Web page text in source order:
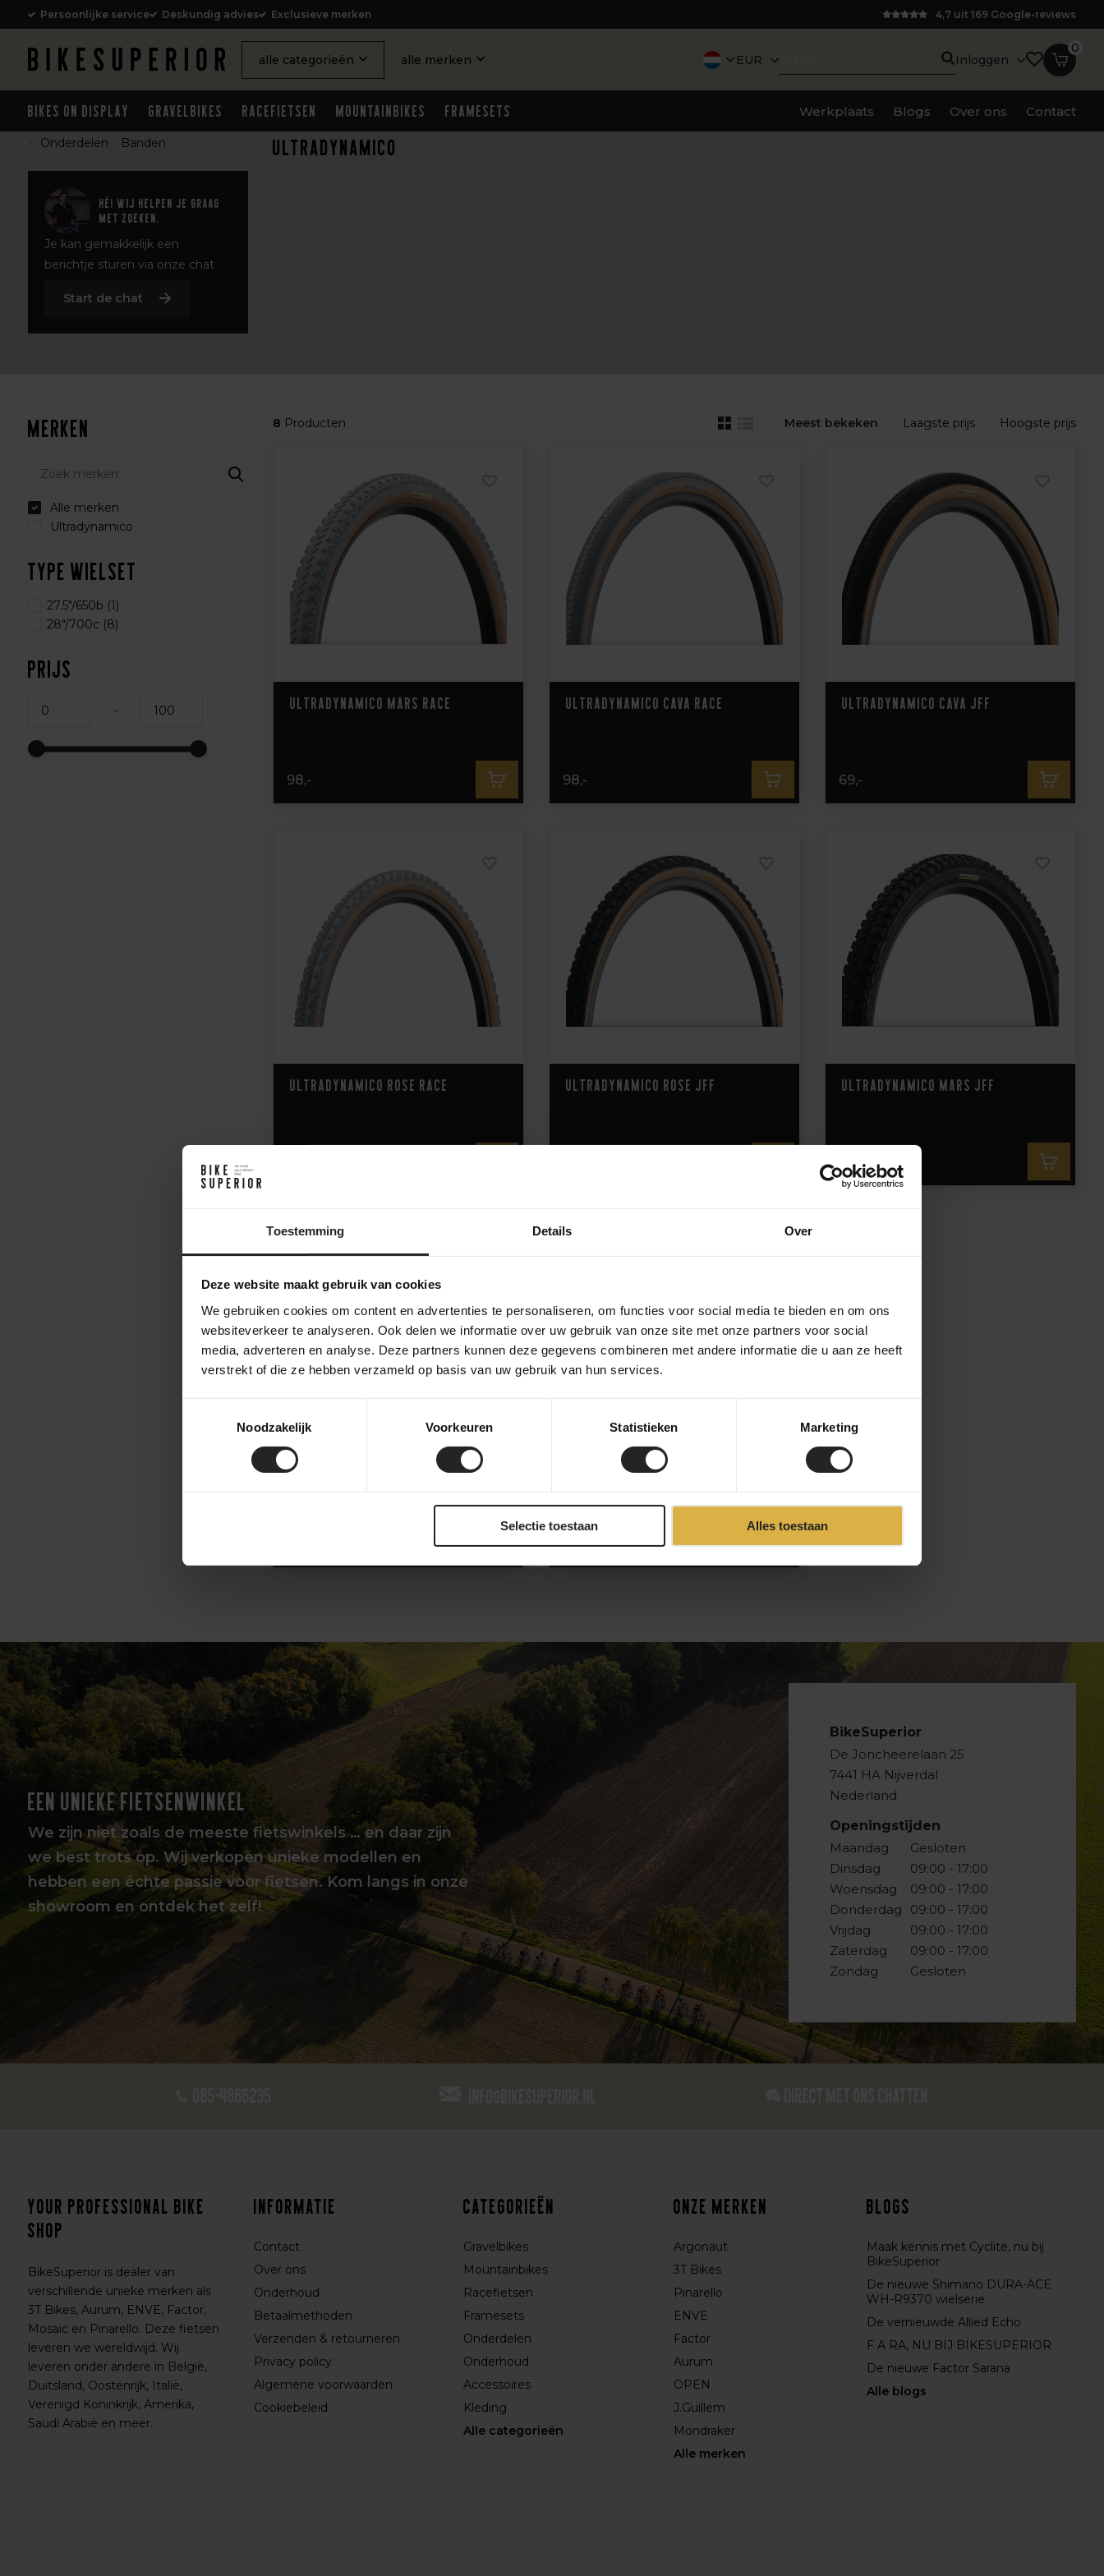
Toestemming Details Over
Deze website maakt gebruik van cookies
We gebruiken cookies om content en advertenties te personaliseren, om functies voor social media te bieden en om ons
websiteverkeer te analyseren. Ook delen we informatie over uw gebruik van onze site met onze partners voor social
media, adverteren en analyse. Deze partners kunnen deze gegevens combineren met andere informatie die u aan ze heeft
verstrekt of die ze hebben verzameld op basis van uw gebruik van hun services.
Noodzakelijk
Voorkeuren Statistieken Marketing
Selectie toestaan Alles toestaan
Persoonlijke service Deskundig advies Exclusieve merken 4,7 uit 169 Google-reviews
alle categorieën alle merken EUR Inloggen
0
Bikes on Display Gravelbikes Racefietsen Mountainbikes Framesets Werkplaats Blogs Over ons Contact
Onderdelen Banden
Hé! Wij helpen je graag
met zoeken.
Je kan gemakkelijk een
berichtje sturen via onze chat
Start de chat
Ultradynamico
Merken
Alle merken
Ultradynamico
Type wielset
27.5"/650b (1)
28"/700c (8)
Prijs
-
8 Producten Meest bekeken Laagste prijs Hoogste prijs
Ultradynamico Mars Race
98,-
Ultradynamico Cava Race
98,-
Ultradynamico Cava JFF
69,-
Ultradynamico Rose Race Ultradynamico Rose JFF Ultradynamico Mars JFF
69,-
Ultradynamico Rose Robusto Ultradynamico Cava Robusto
83,99
EEN UNIEKE FIETSENWINKEL
We zijn niet zoals de meeste fietswinkels … en daar zijn
we best trots op. Wij verkopen unieke modellen en
hebben een échte passie voor fietsen. Kom langs in onze
showroom en ontdek het zelf!
BikeSuperior
De Joncheerelaan 25
7441 HA Nijverdal
Nederland
Openingstijden
Maandag
Dinsdag
Woensdag
Donderdag
Vrijdag
Zaterdag
Zondag
Gesloten
09:00 - 17:00
09:00 - 17:00
09:00 - 17:00
09:00 - 17:00
09:00 - 17:00
Gesloten
Your professional bike
shop
BikeSuperior is dealer van
verschillende unieke merken als
3T Bikes, Aurum, ENVE, Factor,
Mosaic en Pinarello. Deze fietsen
leveren we wereldwijd. Wij
leveren onder andere in België,
Duitsland, Oostenrijk, Italië,
Verenigd Koninkrijk, Amerika,
Saudi Arabië en meer.
Informatie
Contact
Over ons
Onderhoud
Betaalmethoden
Verzenden & retourneren
Privacy policy
Algemene voorwaarden
Cookiebeleid
Categorieën
Gravelbikes
Mountainbikes
Racefietsen
Framesets
Onderdelen
Onderhoud
Accessoires
Kleding
Alle categorieën
Onze merken
Argonaut
3T Bikes
Pinarello
ENVE
Factor
Aurum
OPEN
J.Guillem
Mondraker
Alle merken
Blogs
Maak kennis met Cyclite, nu bij
BikeSuperior
De nieuwe Shimano DURA-ACE
WH-R9370 wielserie
De vernieuwde Allied Echo
F A RA, NU BIJ BIKESUPERIOR
De nieuwe Factor Sarana
Alle blogs